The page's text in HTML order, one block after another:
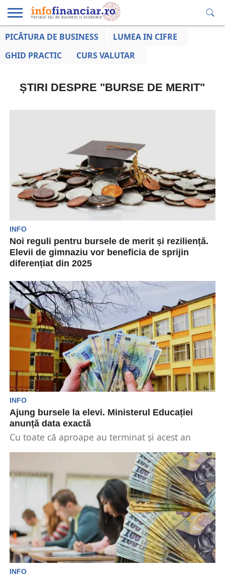
EDUCAȚIE
LA ZI
AFACERILOR
PICĂTURA DE BUSINESS
LUMEA IN CIFRE
GHID PRACTIC
CURS VALUTAR
ȘTIRI DESPRE "BURSE DE MERIT"
INFO
Noi reguli pentru bursele de merit și reziliență.
Elevii de gimnaziu vor beneficia de sprijin
diferențiat din 2025
2025, noi reguli pentru acordarea burselor de
merit și de...
INFO
Ajung bursele la elevi. Ministerul Educației
anunță data exactă
Cu toate că aproape au terminat și acest an
INFO